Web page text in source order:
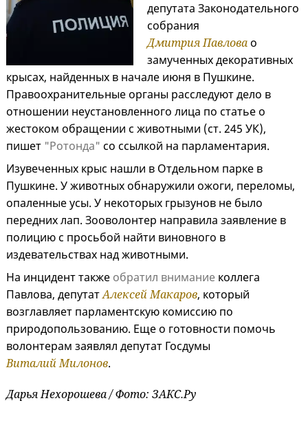
депутата Законодательного
собрания
Дмитрия Павловао
замученных декоративных
крысах, найденных в начале июня в Пушкине.
Правоохранительные органы расследуют дело в
отношении неустановленного лица по статье о
жестоком обращении с животными (ст. 245 УК),
пишет "Ротонда" со ссылкой на парламентария.
Изувеченных крыс нашли в Отдельном парке в
Пушкине. У животных обнаружили ожоги, переломы,
опаленные усы. У некоторых грызунов не было
передних лап. Зооволонтер направила заявление в
полицию с просьбой найти виновного в
издевательствах над животными.
На инцидент также обратил внимание коллега
Павлова, депутатАлексей Макаров, который
возглавляет парламентскую комиссию по
природопользованию. Еще о готовности помочь
волонтерам заявлял депутат Госдумы
Виталий Милонов.
Дарья Нехорошева / Фото: ЗАКС.Ру